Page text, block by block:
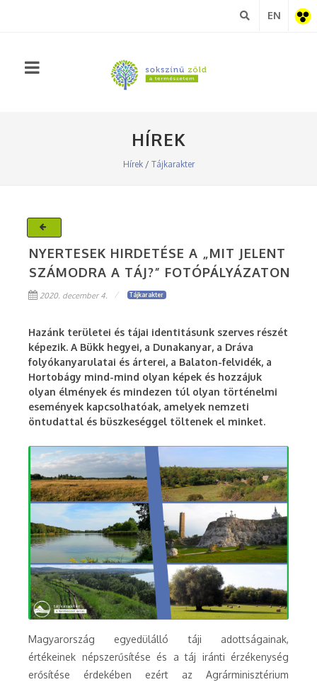
EN
HÍREK
Hírek/ Tájkarakter
NYERTESEK HIRDETÉSE A „MIT JELENT
SZÁMODRA A TÁJ?” FOTÓPÁLYÁZATON
2020. december 4. Tájkarakter
Hazánk területei és tájai identitásunk szerves részét
képezik. A Bükk hegyei, a Dunakanyar, a Dráva
folyókanyarulatai és árterei, a Balaton-felvidék, a
Hortobágy mind-mind olyan képek és hozzájuk
olyan élmények és mindezen túl olyan történelmi
események kapcsolhatóak, amelyek nemzeti
öntudattal és büszkeséggel töltenek el minket.
Magyarország egyedülálló táji adottságainak,
értékeinek népszerűsítése és a táj iránti érzékenység
erősítése érdekében ezért az Agrárminisztérium